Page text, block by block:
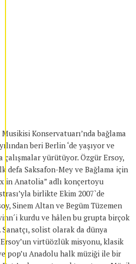
Konservatuarı’nda bağlama
beri Berlin ‘de yaşıyor ve
çalışmalar yürütüyor. Özgür Ersoy,
defa Saksafon-Mey ve Bağlama için
in Anatolia” adlı konçertoyu
birlikte Ekim 2007`de
Sinem Altan ve Begüm Tüzemen
kurdu ve hâlen bu grupta birçok
solist olarak da dünya
virtüözlük misyonu, klasik
pop’u Anadolu halk müziği ile bir